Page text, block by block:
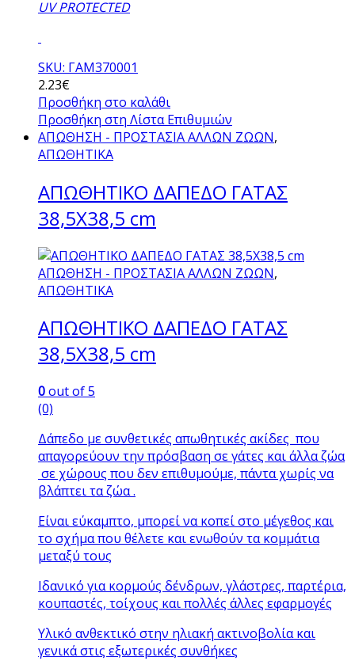
UV PROTECTED
SKU: ΓΑΜ370001
2.23€
Προσθήκη στο καλάθι
Προσθήκη στη Λίστα Επιθυμιών
ΑΠΩΘΗΣΗ - ΠΡΟΣΤΑΣΙΑ ΑΛΛΩΝ ΖΩΩΝ,
ΑΠΩΘΗΤΙΚΑ
ΑΠΩΘΗΤΙΚΟ ΔΑΠΕΔΟ ΓΑΤΑΣ
38,5Χ38,5 cm
ΑΠΩΘΗΣΗ - ΠΡΟΣΤΑΣΙΑ ΑΛΛΩΝ ΖΩΩΝ,
ΑΠΩΘΗΤΙΚΑ
ΑΠΩΘΗΤΙΚΟ ΔΑΠΕΔΟ ΓΑΤΑΣ
38,5Χ38,5 cm
0out of 5
(0)
Δάπεδο με συνθετικές απωθητικές ακίδες που
απαγορεύουν την πρόσβαση σε γάτες και άλλα ζώα
σε χώρους που δεν επιθυμούμε, πάντα χωρίς να
βλάπτει τα ζώα .
Είναι εύκαμπτο, μπορεί να κοπεί στο μέγεθος και
το σχήμα που θέλετε και ενωθούν τα κομμάτια
μεταξύ τους
Ιδανικό για κορμούς δένδρων, γλάστρες, παρτέρια,
κουπαστές, τοίχους και πολλές άλλες εφαρμογές
Υλικό ανθεκτικό στην ηλιακή ακτινοβολία και
γενικά στις εξωτερικές συνθήκες